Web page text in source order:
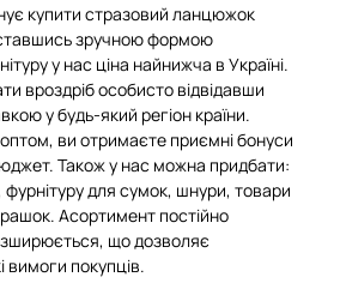
купити стразовий ланцюжок
зручною формою
у нас ціна найнижча в Україні.
вроздріб особисто відвідавши
у будь-який регіон країни.
ви отримаєте приємні бонуси
Також у нас можна придбати:
фурнітуру для сумок, шнури, товари
Асортимент постійно
що дозволяє
вимоги покупців.